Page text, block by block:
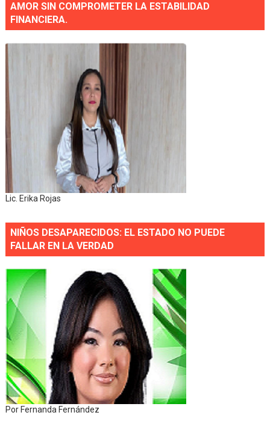
AMOR SIN COMPROMETER LA ESTABILIDAD
FINANCIERA.
Lic. Erika Rojas
NIÑOS DESAPARECIDOS: EL ESTADO NO PUEDE
FALLAR EN LA VERDAD
Por Fernanda Fernández